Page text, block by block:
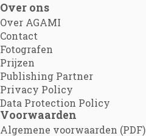
Over ons
Over AGAMI
Contact
Fotografen
Prijzen
Publishing Partner
Privacy Policy
Data Protection Policy
Voorwaarden
Algemene voorwaarden (PDF)